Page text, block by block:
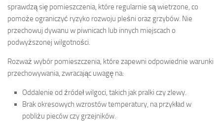
sprawdzą się pomieszczenia, które regularnie są wietrzone, co
pomoże ograniczyć ryzyko rozwoju pleśni oraz grzybów. Nie
przechowuj dywanu w piwnicach lub innych miejscach o
podwyższonej wilgotności.
Rozważ wybór pomieszczenia, które zapewni odpowiednie warunki
przechowywania, zwracając uwagę na:
Oddalenie od źródeł wilgoci, takich jak pralki czy zlewy.
Brak okresowych wzrostów temperatury, na przykład w
pobliżu pieców czy grzejników.